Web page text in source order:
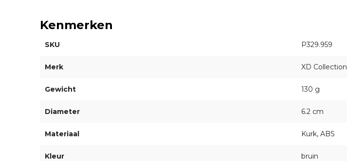
Kenmerken
SKU P329.959
Merk XD Collection
Gewicht 130 g
Diameter 6.2 cm
Materiaal Kurk, ABS
Kleur bruin